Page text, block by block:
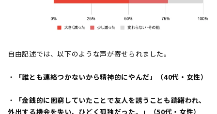
自由記述では、以下のような声が寄せられました。
・ 「誰とも連絡つかないから精神的にやんだ」（40代・女性）
・
「金銭的に困窮していたことで友人を誘うことも躊躇われ、
外出する機会を失い、ひどく孤独だった。」（50代・女性）